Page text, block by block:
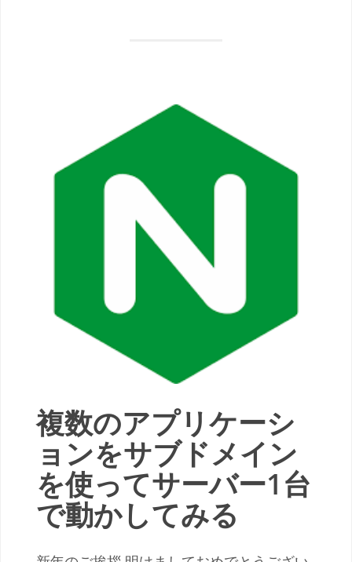
複数のアプリケーシ
ョンをサブドメイン
を使ってサーバー1台
で動かしてみる